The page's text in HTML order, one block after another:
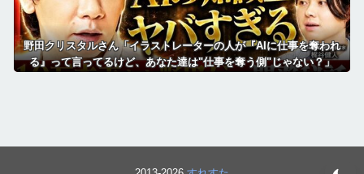
野田クリスタルさん「イラストレーターの人が『AIに仕事を奪われ
る』って言ってるけど、あなた達は"仕事を奪う側"じゃない？」